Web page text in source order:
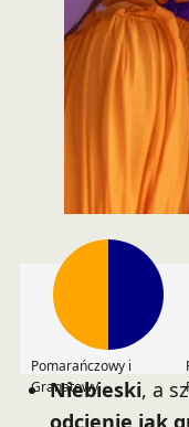
Pomarańczowy i
Granatowy
Niebieski, a
odcienie jak